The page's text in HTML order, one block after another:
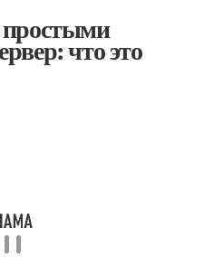
простыми
что это